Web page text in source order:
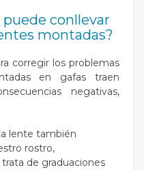
conllevar
montadas?
corregir los problemas
en gafas traen
negativas,
lente también
rostro,
de graduaciones